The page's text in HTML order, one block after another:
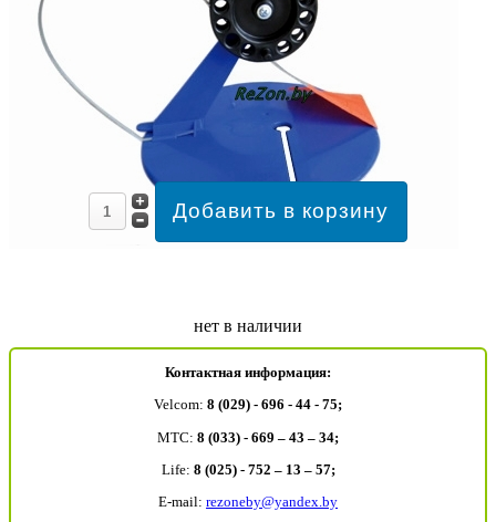
нет в наличии
Контактная информация:
Velcom: 8 (029) - 696 - 44 - 75;
MTC: 8 (033) - 669 – 43 – 34;
Life: 8 (025) - 752 – 13 – 57;
E-mail: rezoneby@yandex.by